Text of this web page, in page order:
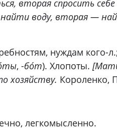
вторая спросить
воду, вторая —
нуждам кого-
, -бо́т). Хлопоты.
хозяйству. Короленко,
легкомысленно.